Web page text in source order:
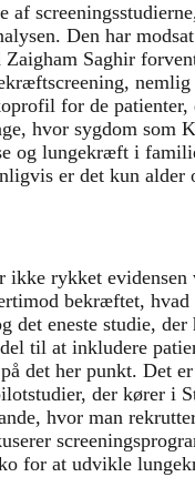
af
Den har
Zaigham Saghir
nemlig
for de
hvor sygdom som
og lungekræft i
er det kun alder
ikke rykket
bekræftet, hvad
det eneste studie, der
til at inkludere
det her punkt. Det
der kører i
hvor man
for at udvikle